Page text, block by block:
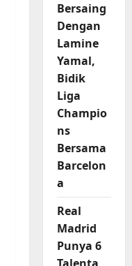
Bersaing
Dengan
Lamine
Yamal,
Bidik
Liga
Champio
ns
Bersama
Barcelon
a
Real
Madrid
Punya 6